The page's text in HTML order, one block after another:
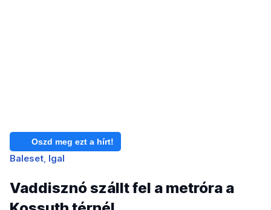
Oszd meg ezt a hírt!
Baleset Igal
Vaddisznó szállt fel a metróra a